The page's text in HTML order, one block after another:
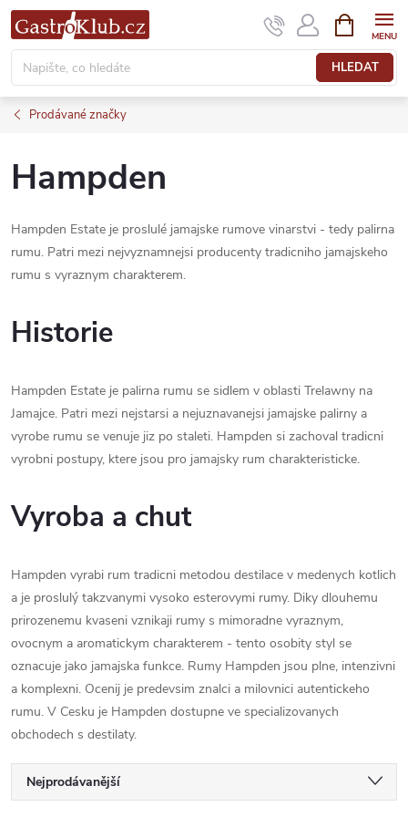
Přejít
na
obsah
HLEDAT
NÁKUPNÍ
KOŠÍK
Prodávané značky
Hampden
Hampden Estate je proslulé jamajske rumove vinarstvi - tedy palirna
rumu. Patri mezi nejvyznamnejsi producenty tradicniho jamajskeho
rumu s vyraznym charakterem.
Historie
Hampden Estate je palirna rumu se sidlem v oblasti Trelawny na
Jamajce. Patri mezi nejstarsi a nejuznavanejsi jamajske palirny a
vyrobe rumu se venuje jiz po staleti. Hampden si zachoval tradicni
vyrobni postupy, ktere jsou pro jamajsky rum charakteristicke.
Vyroba a chut
Hampden vyrabi rum tradicni metodou destilace v medenych kotlich
a je proslulý takzvanymi vysoko esterovymi rumy. Diky dlouhemu
prirozenemu kvaseni vznikaji rumy s mimoradne vyraznym,
ovocnym a aromatickym charakterem - tento osobity styl se
oznacuje jako jamajska funkce. Rumy Hampden jsou plne, intenzivni
a komplexni. Ocenij je predevsim znalci a milovnici autentickeho
rumu. V Cesku je Hampden dostupne ve specializovanych
obchodech s destilaty.
Ř
Nejprodávanější